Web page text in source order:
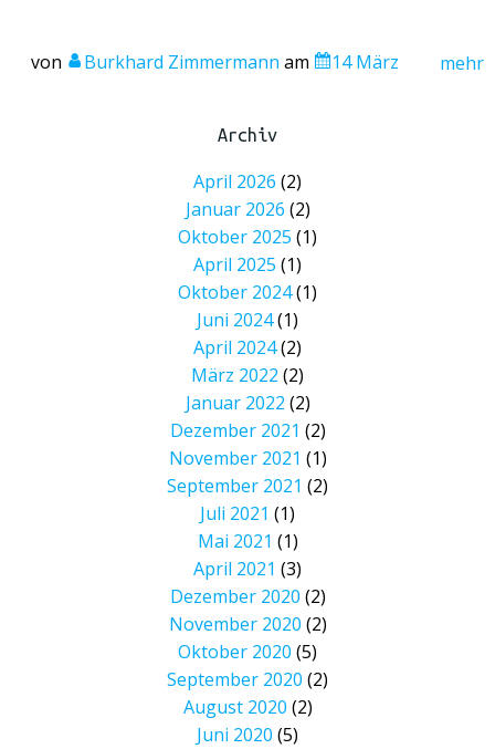
von Burkhard Zimmermann am 14 März mehr
Archiv
April 2026 (2)
Januar 2026 (2)
Oktober 2025 (1)
April 2025 (1)
Oktober 2024(1)
Juni 2024(1)
April 2024(2)
März 2022 (2)
Januar 2022 (2)
Dezember 2021 (2)
November 2021 (1)
September 2021 (2)
Juli 2021 (1)
Mai 2021 (1)
April 2021 (3)
Dezember 2020 (2)
November 2020 (2)
Oktober 2020 (5)
September 2020 (2)
August 2020 (2)
Juni 2020 (5)